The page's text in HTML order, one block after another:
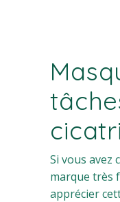
Si vous avez
marque très
apprécier